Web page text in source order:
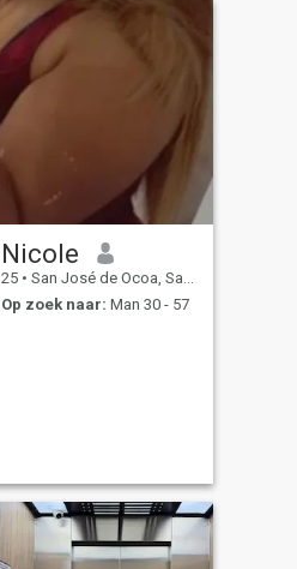
Nicole
25 • San José de Ocoa, San José de Ocoa, Dominicaanse Rep.
Op zoek naar: Man 30 - 57